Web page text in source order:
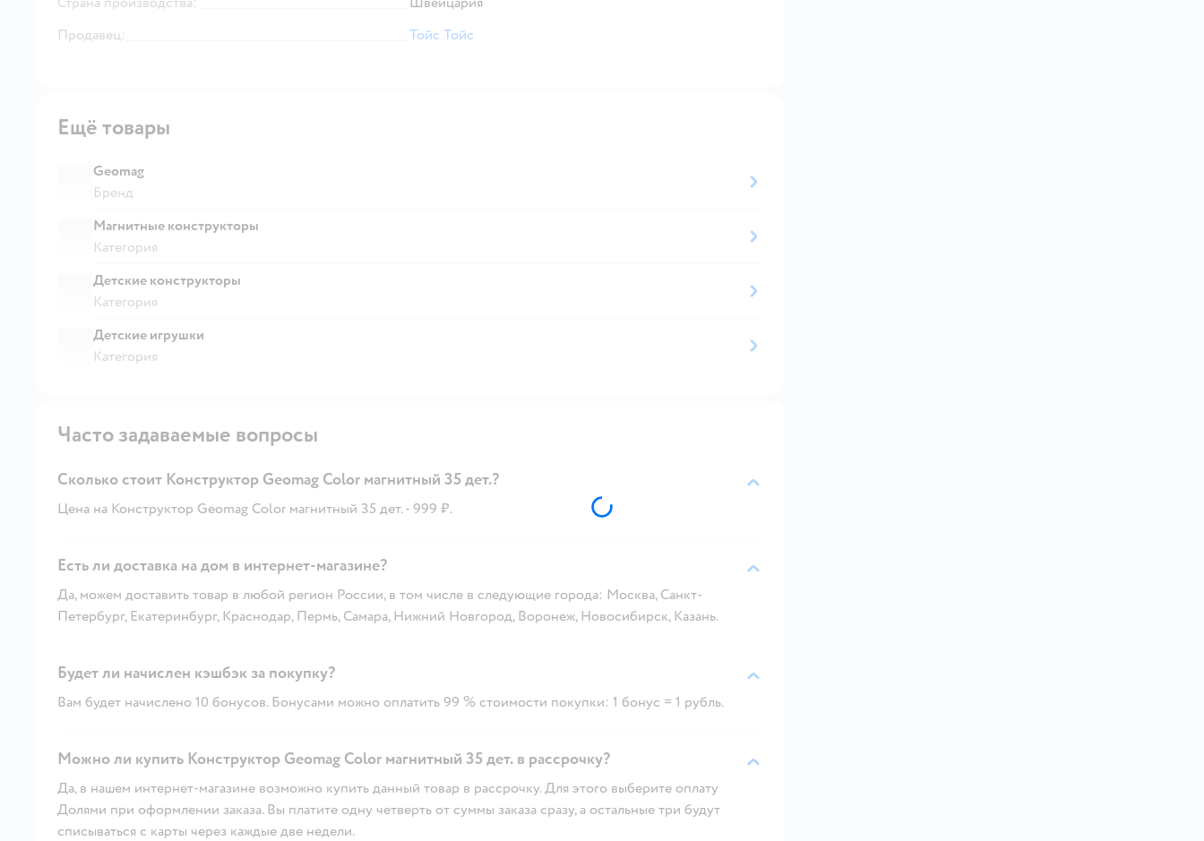
Продавец:
Тойс Тойс
Ещё товары
Geomag
Бренд
Магнитные конструкторы
Категория
Детские конструкторы
Категория
Детские игрушки
Категория
Часто задаваемые вопросы
Сколько стоит Конструктор Geomag Color магнитный 35 дет.?
Цена на Конструктор Geomag Color магнитный 35 дет. - 999 ₽.
Есть ли доставка на дом в интернет-магазине?
Да, можем доставить товар в любой регион России, в том числе в следующие города: Москва, Санкт-
Петербург, Екатеринбург, Краснодар, Пермь, Самара, Нижний Новгород, Воронеж, Новосибирск, Казань.
Будет ли начислен кэшбэк за покупку?
Вам будет начислено 10 бонусов. Бонусами можно оплатить 99 % стоимости покупки: 1 бонус = 1 рубль.
Можно ли купить Конструктор Geomag Color магнитный 35 дет. в рассрочку?
Да, в нашем интернет-магазине возможно купить данный товар в рассрочку. Для этого выберите оплату
Долями при оформлении заказа. Вы платите одну четверть от суммы заказа сразу, а остальные три будут
списываться с карты через каждые две недели.